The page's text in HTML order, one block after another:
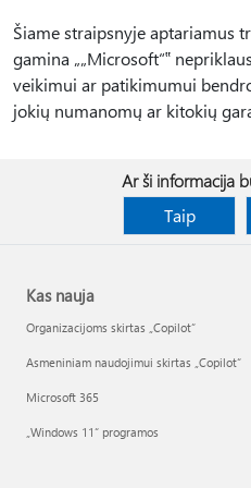
Šiame straipsnyje aptariamus
gamina „„Microsoft“‟
veikimui ar patikimumui
jokių numanomų ar kitokių
Ar ši informacija
Taip
Kas nauja
Organizacijoms skirtas „Copilot“
Asmeniniam naudojimui skirtas „Copilot“
Microsoft 365
„Windows 11“ programos